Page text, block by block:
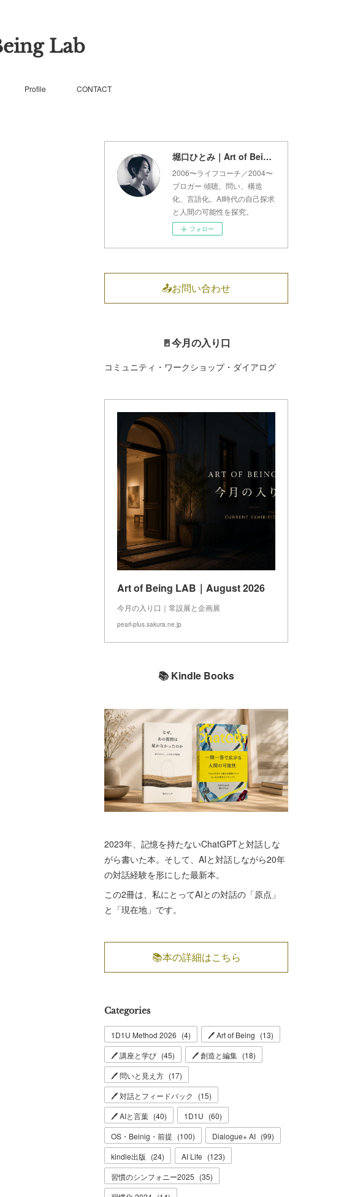
Lab
Profile CONTACT
堀口ひとみ｜Art of Being Lab
2006〜ライフコーチ／2004〜
ブロガー 傾聴、問い、構造
化、言語化。AI時代の自己探求
と人間の可能性を探究。
フォロー
📤お問い合わせ
🚪今月の入り口
コミュニティ・ワークショップ・ダイアログ
Art of Being LAB｜August 2026
今月の入り口｜常設展と企画展
pearl-plus.sakura.ne.jp
📚 Kindle Books
2023年、記憶を持たないChatGPTと対話しな
がら書いた本。そして、AIと対話しながら20年
の対話経験を形にした最新本。
この2冊は、私にとってAIとの対話の「原点」
と「現在地」です。
📚本の詳細はこちら
Categories
1D1U Method 2026 (4) 🖊 Art of Being (13)
🖊 講座と学び (45) 🖊 創造と編集 (18)
🖊 問いと見え方 (17)
🖊 対話とフィードバック
(15)
🖊 AIと言葉 (40) 1D1U (60)
OS・Beinig・前提 (100) Dialogue+ AI (99)
kindle出版 (24) AI Life (123)
習慣のシンフォニー2025 (35)